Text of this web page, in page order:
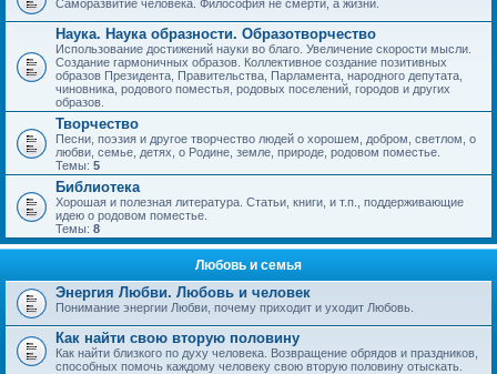
Саморазвитие человека. Философия не смерти, а жизни.
Наука. Наука образности. Образотворчество
Использование достижений науки во благо. Увеличение скорости мысли.
Создание гармоничных образов. Коллективное создание позитивных
образов Президента, Правительства, Парламента, народного депутата,
чиновника, родового поместья, родовых поселений, городов и других
образов.
Творчество
Песни, поэзия и другое творчество людей о хорошем, добром, светлом, о
любви, семье, детях, о Родине, земле, природе, родовом поместье.
Темы: 5
Библиотека
Хорошая и полезная литература. Статьи, книги, и т.п., поддерживающие
идею о родовом поместье.
Темы: 8
Любовь и семья
Энергия Любви. Любовь и человек
Понимание энергии Любви, почему приходит и уходит Любовь.
Как найти свою вторую половину
Как найти близкого по духу человека. Возвращение обрядов и праздников,
способных помочь каждому человеку свою вторую половину отыскать.